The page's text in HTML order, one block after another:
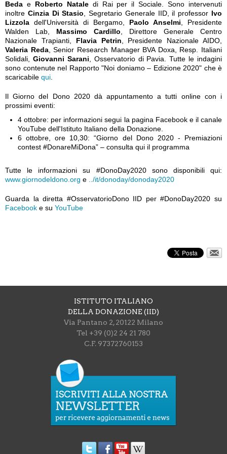
Beda e Roberto Nataledi Rai per il Sociale. Sono intervenuti
inoltre Cinzia Di Stasio , Segretario Generale IID, il professor Ivo
Lizzola dell'Università di Bergamo, Paolo Anselmi , Presidente
Walden Lab, Massimo Cardillo , Direttore Generale Centro
Nazionale Trapianti, Flavia Petrin , Presidente Nazionale AIDO,
Valeria Reda, Senior Research Manager BVA Doxa, Resp. Italiani
Solidali, Giovanni Sarani , Osservatorio di Pavia. Tutte le indagini
sono contenute nel Rapporto "Noi doniamo – Edizione 2020" che è
scaricabile qui
Il Giorno del Dono 2020 dà appuntamento a tutti online con i
prossimi eventi:
4 ottobre: per informazioni segui la pagina Facebook e il canale
YouTube dell'Istituto Italiano della Donazione.
6 ottobre, ore 10,30: “Giorno del Dono 2020 - Premiazioni
contest #DonareMiDona” – consulta qui il programma
Tutte le informazioni su #DonoDay2020 sono disponibili qui:
www.giornodeldono.org e ../it/donoday/donoday2020
Guarda la diretta #OsservatorioDono IID per #DonoDay2020 su
Facebook e su YouTube
ISTITUTO ITALIANO
DELLA DONAZIONE (IID)
Via Pantano 2, 20122 Milano
Tel +39 (0)2 24 21 780
C.F. 97372760153